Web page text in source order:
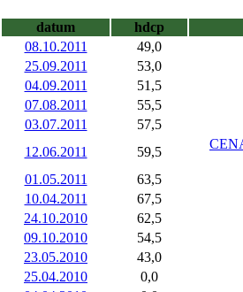
datum
hdcp
08.10.2011
49,0
25.09.2011
53,0
04.09.2011
51,5
07.08.2011
55,5
03.07.2011
57,5
12.06.2011
59,5
01.05.2011
63,5
10.04.2011
67,5
24.10.2010
62,5
09.10.2010
54,5
23.05.2010
43,0
25.04.2010
0,0